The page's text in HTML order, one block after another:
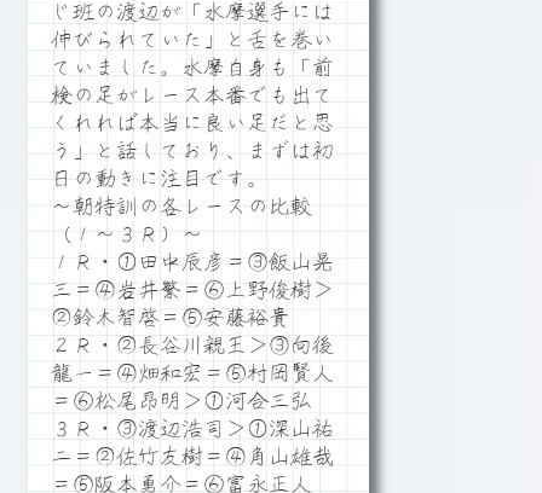
じ班の渡辺が「水摩選手には
伸びられていた」と舌を巻い
ていました。水摩自身も「前
検の足がレース本番でも出て
くれれば本当に良い足だと思
う」と話しており、まずは初
日の動きに注目です。
～朝特訓の各レースの比較
（１～３Ｒ）～
１Ｒ・①田中辰彦＝③飯山晃
三＝④岩井繁＝⑥上野俊樹＞
②鈴木智啓＝⑤安藤裕貴
２Ｒ・②長谷川親王＞③向後
龍一＝④畑和宏＝⑤村岡賢人
＝⑥松尾昂明＞①河合三弘
３Ｒ・③渡辺浩司＞①深山祐
二＝②佐竹友樹＝④角山雄哉
＝⑤阪本勇介＝⑥富永正人